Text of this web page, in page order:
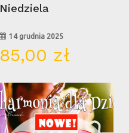
Niedziela
14 grudnia 2025
85,00 zł
25
paź